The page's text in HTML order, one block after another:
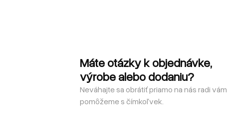
Máte otázky k objednávke,
výrobe alebo dodaniu?
Neváhajte sa obrátiť priamo na nás radi vám
pomôžeme s čímkoľvek.